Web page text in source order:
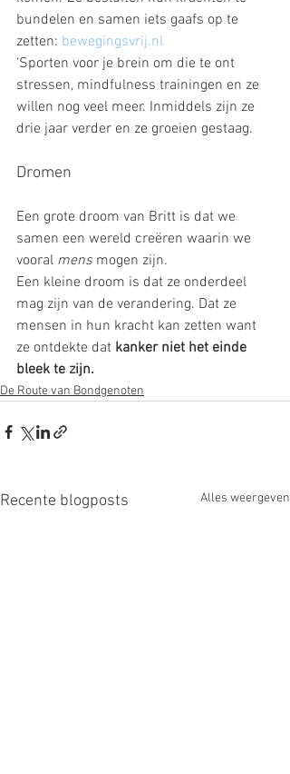
bundelen en samen iets gaafs op te
zetten: bewegingsvrij.nl
‘Sporten voor je brein om die te ont
stressen, mindfulness trainingen en ze
willen nog veel meer. Inmiddels zijn ze
drie jaar verder en ze groeien gestaag.
Dromen
Een grote droom van Britt is dat we
samen een wereld creëren waarin we
vooral mens mogen zijn.
Een kleine droom is dat ze onderdeel
mag zijn van de verandering. Dat ze
mensen in hun kracht kan zetten want
ze ontdekte dat kanker niet het einde
bleek te zijn.
De Route van Bondgenoten
Recente blogposts Alles weergeven